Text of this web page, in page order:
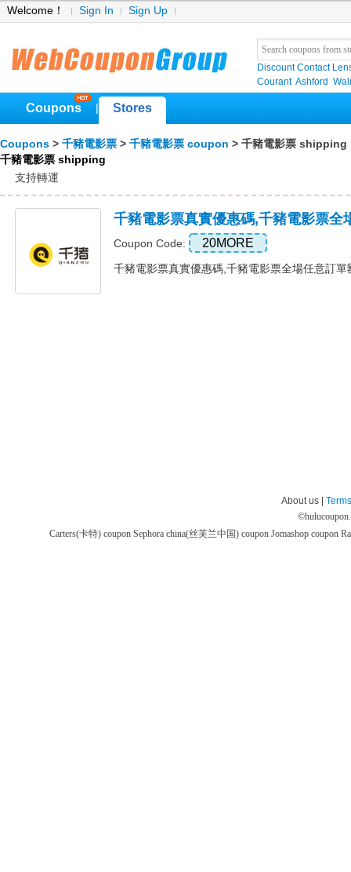
Welcome！ Sign In Sign Up
Discount Contact
Courant Ashford
Coupons Stores
Coupons > 千豬電影票 > 千豬電影票 coupon > 千豬電影票 shipping
千豬電影票 shipping
支持轉運
千豬電影票真實優惠碼,千豬電影票全
Coupon Code: 20MORE
千豬電影票真實優惠碼,千豬電影票全場任意訂
About us |
©
Carters(卡特) coupon Sephora china(丝芙兰中国) coupon Jomashop coupon